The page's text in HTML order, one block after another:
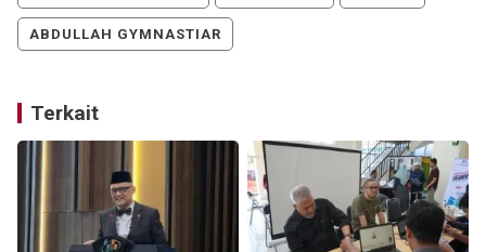
ABDULLAH GYMNASTIAR
Terkait